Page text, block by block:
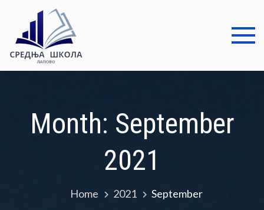
content
школа
Month: September
2021
Home 2021 September